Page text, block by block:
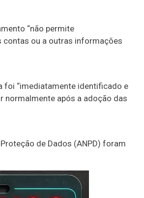
“não permite
contas ou a outras informações
foi “imediatamente identificado e
normalmente após a adoção das
de Dados (ANPD) foram